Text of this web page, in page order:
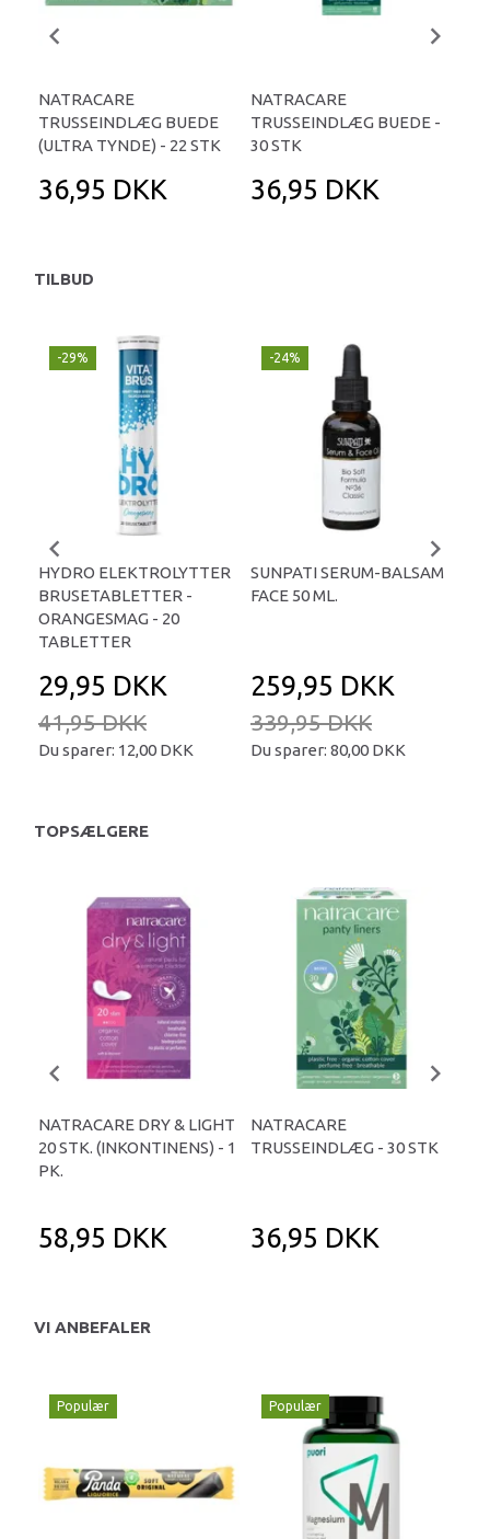
NATRACARE
TRUSSEINDLÆG BUEDE
(ULTRA TYNDE) - 22 STK
36,95 DKK
NATRACARE
TRUSSEINDLÆG BUEDE -
30 STK
36,95 DKK
TILBUD
-29%
HYDRO ELEKTROLYTTER
BRUSETABLETTER -
ORANGESMAG - 20
TABLETTER
29,95 DKK
41,95 DKK
Du sparer: 12,00 DKK
-24%
SUNPATI SERUM-BALSAM
FACE 50 ML.
259,95 DKK
339,95 DKK
Du sparer: 80,00 DKK
TOPSÆLGERE
NATRACARE DRY & LIGHT
20 STK. (INKONTINENS) - 1
PK.
58,95 DKK
NATRACARE
TRUSSEINDLÆG - 30 STK
36,95 DKK
VI ANBEFALER
Populær Populær